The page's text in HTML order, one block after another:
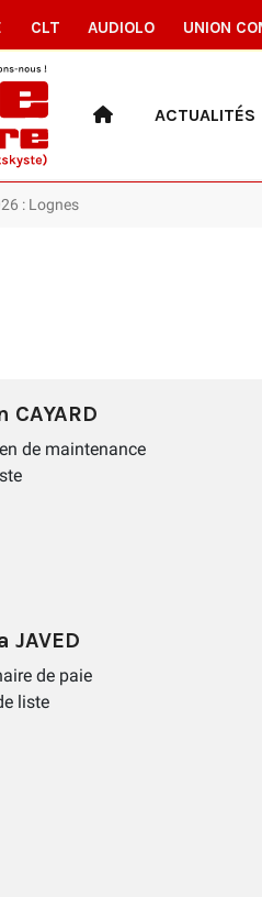
CLT AUDIOLO UNION
ACTUALITÉS
: Lognes
CAYARD
de maintenance
JAVED
de paie
liste